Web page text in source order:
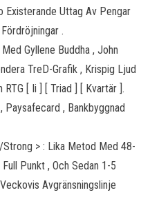
Existerande Uttag Av Pengar
.
Gyllene Buddha , John
TreD-Grafik , Krispig Ljud
[ Ii ] [ Triad ] [ Kvartär ].
Paysafecard , Bankbyggnad
> : Lika Metod Med 48-
Punkt , Och Sedan 1-5
Avgränsningslinje